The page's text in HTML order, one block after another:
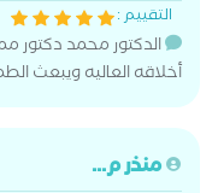
التقييم :
الدكتور محمد دكتور
أخلاقه العاليه ويبعث
منذر م...